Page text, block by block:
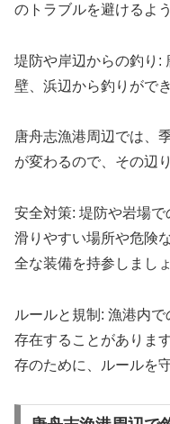
のトラブルを避けるよ
堤防や岸辺からの釣り:
壁、浜辺から釣りがで
唐舟志漁港周辺では、
が変わるので、その辺
安全対策: 堤防や岩場で
滑りやすい場所や危険
全な装備を持参しましょ
ルールと規制: 漁港内
存在することがありま
存のために、ルールを